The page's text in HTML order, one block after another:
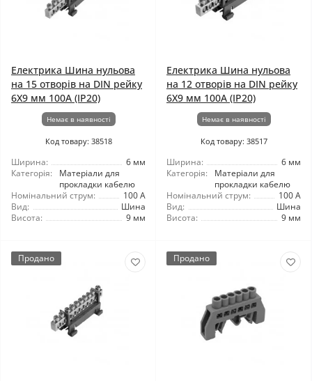
Електрика Шина нульова
на 15 отворів на DIN рейку
6X9 мм 100A (IP20)
Немає в наявності
Код товару: 38518
Ширина:
6 мм
Категорія:
Матеріали для
прокладки кабелю
Номінальний струм:
100 А
Вид:
Шина
Висота:
9 мм
Електрика Шина нульова
на 12 отворів на DIN рейку
6X9 мм 100A (IP20)
Немає в наявності
Код товару: 38517
Ширина:
6 мм
Категорія:
Матеріали для
прокладки кабелю
Номінальний струм:
100 А
Вид:
Шина
Висота:
9 мм
Продано Продано